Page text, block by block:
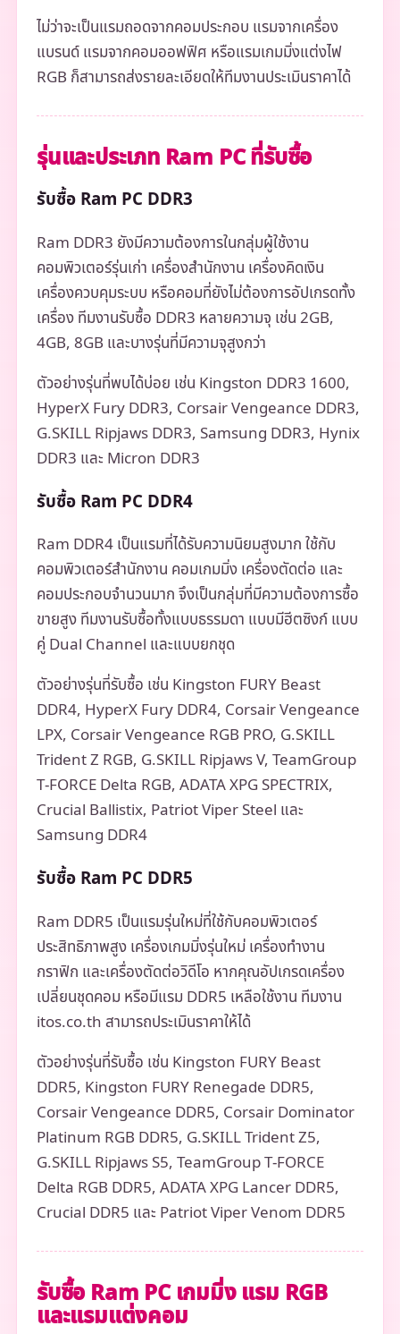
ไม่ว่าจะเป็นแรมถอดจากคอมประกอบ แรมจากเครื่อง
แบรนด์ แรมจากคอมออฟฟิศ หรือแรมเกมมิ่งแต่งไฟ
RGB ก็สามารถส่งรายละเอียดให้ทีมงานประเมินราคาได้
รุ่นและประเภท Ram PC ที่รับซื้อ
รับซื้อ Ram PC DDR3
Ram DDR3 ยังมีความต้องการในกลุ่มผู้ใช้งาน
คอมพิวเตอร์รุ่นเก่า เครื่องสำนักงาน เครื่องคิดเงิน
เครื่องควบคุมระบบ หรือคอมที่ยังไม่ต้องการอัปเกรดทั้ง
เครื่อง ทีมงานรับซื้อ DDR3 หลายความจุ เช่น 2GB,
4GB, 8GB และบางรุ่นที่มีความจุสูงกว่า
ตัวอย่างรุ่นที่พบได้บ่อย เช่น Kingston DDR3 1600,
HyperX Fury DDR3, Corsair Vengeance DDR3,
G.SKILL Ripjaws DDR3, Samsung DDR3, Hynix
DDR3 และ Micron DDR3
รับซื้อ Ram PC DDR4
Ram DDR4 เป็นแรมที่ได้รับความนิยมสูงมาก ใช้กับ
คอมพิวเตอร์สำนักงาน คอมเกมมิ่ง เครื่องตัดต่อ และ
คอมประกอบจำนวนมาก จึงเป็นกลุ่มที่มีความต้องการซื้อ
ขายสูง ทีมงานรับซื้อทั้งแบบธรรมดา แบบมีฮีตซิงก์ แบบ
คู่ Dual Channel และแบบยกชุด
ตัวอย่างรุ่นที่รับซื้อ เช่น Kingston FURY Beast
DDR4, HyperX Fury DDR4, Corsair Vengeance
LPX, Corsair Vengeance RGB PRO, G.SKILL
Trident Z RGB, G.SKILL Ripjaws V, TeamGroup
T-FORCE Delta RGB, ADATA XPG SPECTRIX,
Crucial Ballistix, Patriot Viper Steel และ
Samsung DDR4
รับซื้อ Ram PC DDR5
Ram DDR5 เป็นแรมรุ่นใหม่ที่ใช้กับคอมพิวเตอร์
ประสิทธิภาพสูง เครื่องเกมมิ่งรุ่นใหม่ เครื่องทำงาน
กราฟิก และเครื่องตัดต่อวิดีโอ หากคุณอัปเกรดเครื่อง
เปลี่ยนชุดคอม หรือมีแรม DDR5 เหลือใช้งาน ทีมงาน
itos.co.th สามารถประเมินราคาให้ได้
ตัวอย่างรุ่นที่รับซื้อ เช่น Kingston FURY Beast
DDR5, Kingston FURY Renegade DDR5,
Corsair Vengeance DDR5, Corsair Dominator
Platinum RGB DDR5, G.SKILL Trident Z5,
G.SKILL Ripjaws S5, TeamGroup T-FORCE
Delta RGB DDR5, ADATA XPG Lancer DDR5,
Crucial DDR5 และ Patriot Viper Venom DDR5
รับซื้อ Ram PC เกมมิ่ง แรม RGB
และแรมแต่งคอม